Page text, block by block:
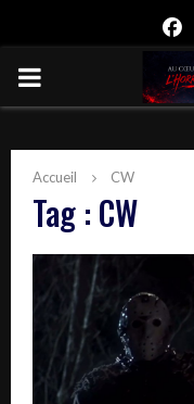
PRIMARY
Accueil CW
Tag : CW